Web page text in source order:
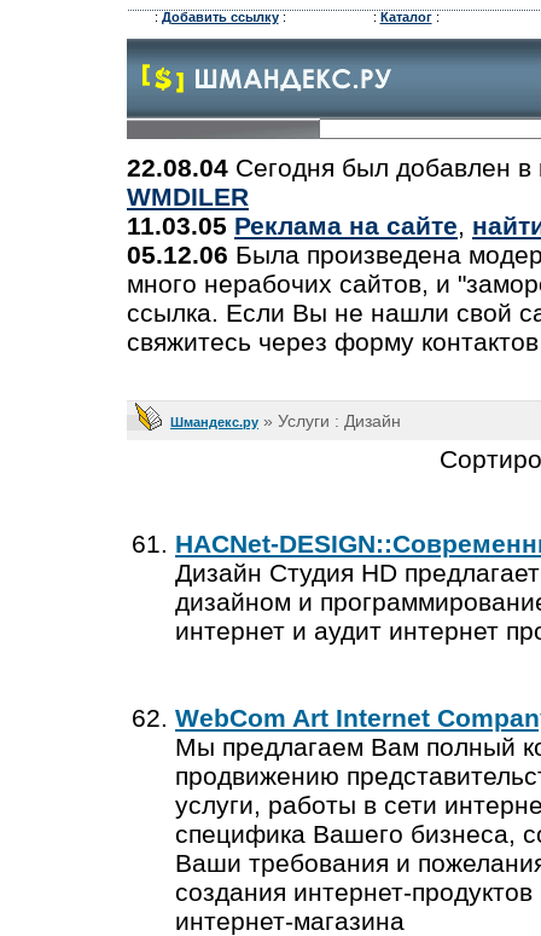
: Добавить ссылку: : Каталог:
22.08.04 Сегодня был добавлен в
WMDILER
11.03.05 Реклама на сайте,
05.12.06 Была произведена
много нерабочих сайтов, и
ссылка. Если Вы не нашли свой
свяжитесь через форму
Шмандекс.ру » Услуги : Дизайн
HACNet-
Дизайн Студия HD
дизайном и
интернет и аудит интернет
WebCom Art Internet
Мы предлагаем Вам полный
продвижению
услуги, работы в сети
специфика Вашего бизнеса,
Ваши требования и
создания интернет-
интернет-магазина